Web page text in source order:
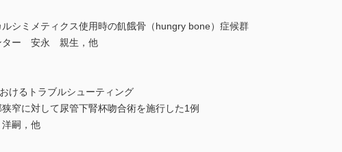
シミメティクス使用時の飢餓骨（hungry bone）症候群
ター 安永 親生，他
けるトラブルシューティング
窄に対して尿管下腎杯吻合術を施行した1例
嗣，他